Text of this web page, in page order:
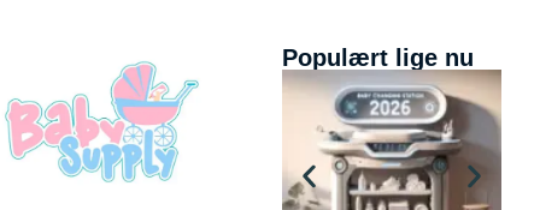
Populært lige nu